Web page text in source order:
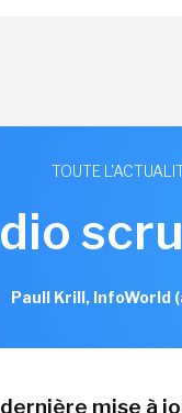
TOUTE
Paull Krill, InfoWorld
dernière mise à